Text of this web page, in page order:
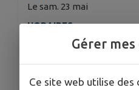
Le sam. 23 mai
HORAIRES
09h30 à 12h00Gérer mes
Ce site web utilise des